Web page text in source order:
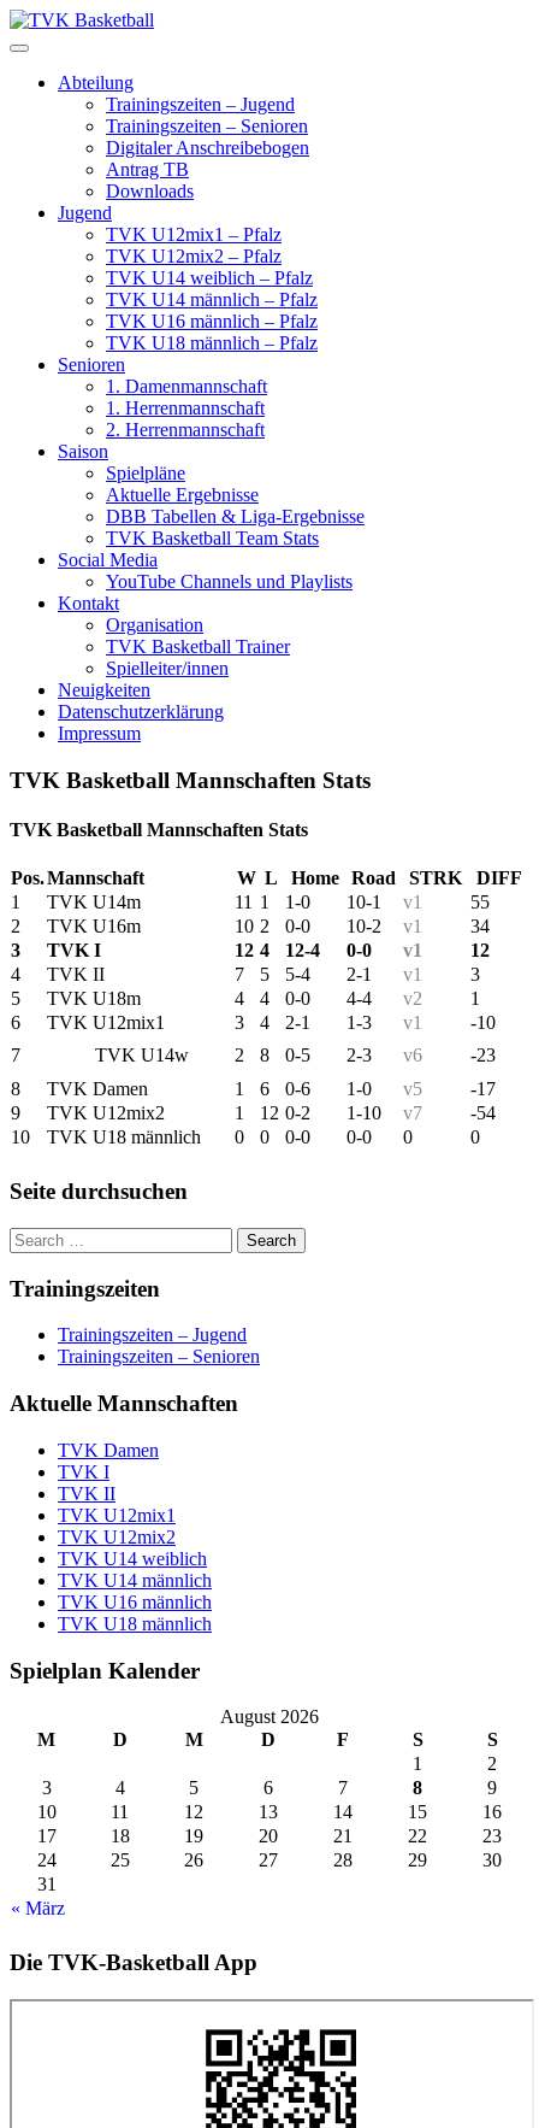
Skip
to
Abteilung
Trainingszeiten – Jugend
Trainingszeiten – Senioren
Digitaler Anschreibebogen
Antrag TB
Downloads
Jugend
TVK U12mix1 – Pfalz
TVK U12mix2 – Pfalz
TVK U14 weiblich – Pfalz
TVK U14 männlich – Pfalz
TVK U16 männlich – Pfalz
TVK U18 männlich – Pfalz
Senioren
1. Damenmannschaft
1. Herrenmannschaft
2. Herrenmannschaft
Saison
Spielpläne
Aktuelle Ergebnisse
DBB Tabellen & Liga-Ergebnisse
TVK Basketball Team Stats
Social Media
YouTube Channels und Playlists
Kontakt
Organisation
TVK Basketball Trainer
Spielleiter/innen
Neuigkeiten
Datenschutzerklärung
Impressum
TVK Basketball Mannschaften Stats
TVK Basketball Mannschaften Stats
Pos.Mannschaft W L Home Road STRK
DIFF
1
TVK U14m 11 1 1-0 10-1 v1
55
2
TVK U16m 10 2 0-0 10-2 v1
34
3
TVK I 12 4 12-4 0-0 v1
12
4
TVK II 7 5 5-4 2-1 v1
3
5
TVK U18m 4 4 0-0 4-4 v2
1
6
TVK U12mix1 3 4 2-1 1-3 v1
-10
7
TVK U14w 2 8 0-5 2-3 v6
-23
8
TVK Damen 1 6 0-6 1-0 v5
-17
9
TVK U12mix2 1 12 0-2 1-10 v7
-54
10
TVK U18 männlich 0 0 0-0 0-0 0 0
Seite durchsuchen
Trainingszeiten
Trainingszeiten – Jugend
Trainingszeiten – Senioren
Aktuelle Mannschaften
TVK Damen
TVK I
TVK II
TVK U12mix1
TVK U12mix2
TVK U14 weiblich
TVK U14 männlich
TVK U16 männlich
TVK U18 männlich
Spielplan Kalender
August 2026
M
D M D F S S
« März
1
2
3
4 5 6 7 8
9
10
11 12 13 14 15
16
17
18 19 20 21 22
23
24
25 26 27 28 29
30
31
Die TVK-Basketball App